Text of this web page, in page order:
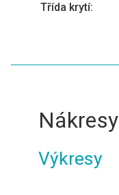
Třída krytí:
Nákresy
Výkresy